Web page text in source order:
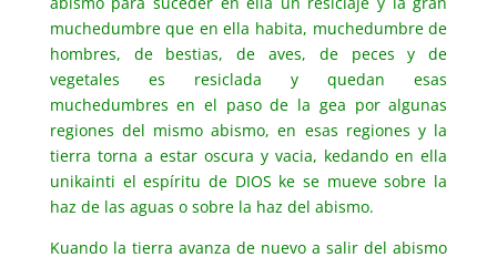
muchedumbre que en ella habita, muchedumbre de
hombres, de bestias, de aves, de peces y de
vegetales es resiclada y quedan esas
muchedumbres en el paso de la gea por algunas
regiones del mismo abismo, en esas regiones y la
tierra torna a estar oscura y vacia, kedando en ella
unikainti el espíritu de DIOS ke se mueve sobre la
haz de las aguas o sobre la haz del abismo.
Kuando la tierra avanza de nuevo a salir del abismo